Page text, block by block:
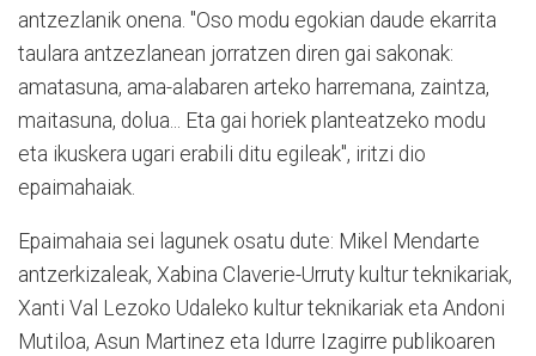
antzezlanik onena. "Oso modu egokian daude ekarrita
taulara antzezlanean jorratzen diren gai sakonak:
amatasuna, ama-alabaren arteko harremana, zaintza,
maitasuna, dolua... Eta gai horiek planteatzeko modu
eta ikuskera ugari erabili ditu egileak", iritzi dio
epaimahaiak.
Epaimahaia sei lagunek osatu dute: Mikel Mendarte
antzerkizaleak, Xabina Claverie-Urruty kultur teknikariak,
Xanti Val Lezoko Udaleko kultur teknikariak eta Andoni
Mutiloa, Asun Martinez eta Idurre Izagirre publikoaren